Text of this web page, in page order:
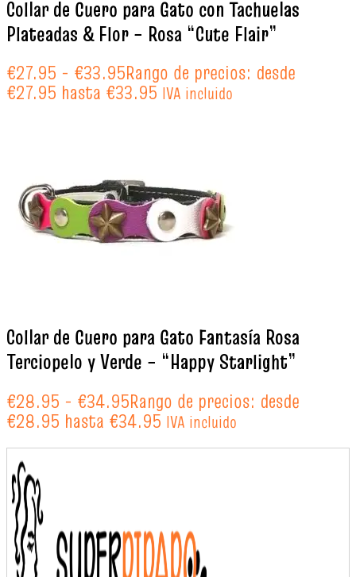
Collar de Cuero para Gato con Tachuelas
Plateadas & Flor – Rosa “Cute Flair”
€27.95 - €33.95Rango de precios: desde
€27.95 hasta €33.95 IVA incluido
Collar de Cuero para Gato Fantasía Rosa
Terciopelo y Verde – “Happy Starlight”
€28.95 - €34.95Rango de precios: desde
€28.95 hasta €34.95 IVA incluido